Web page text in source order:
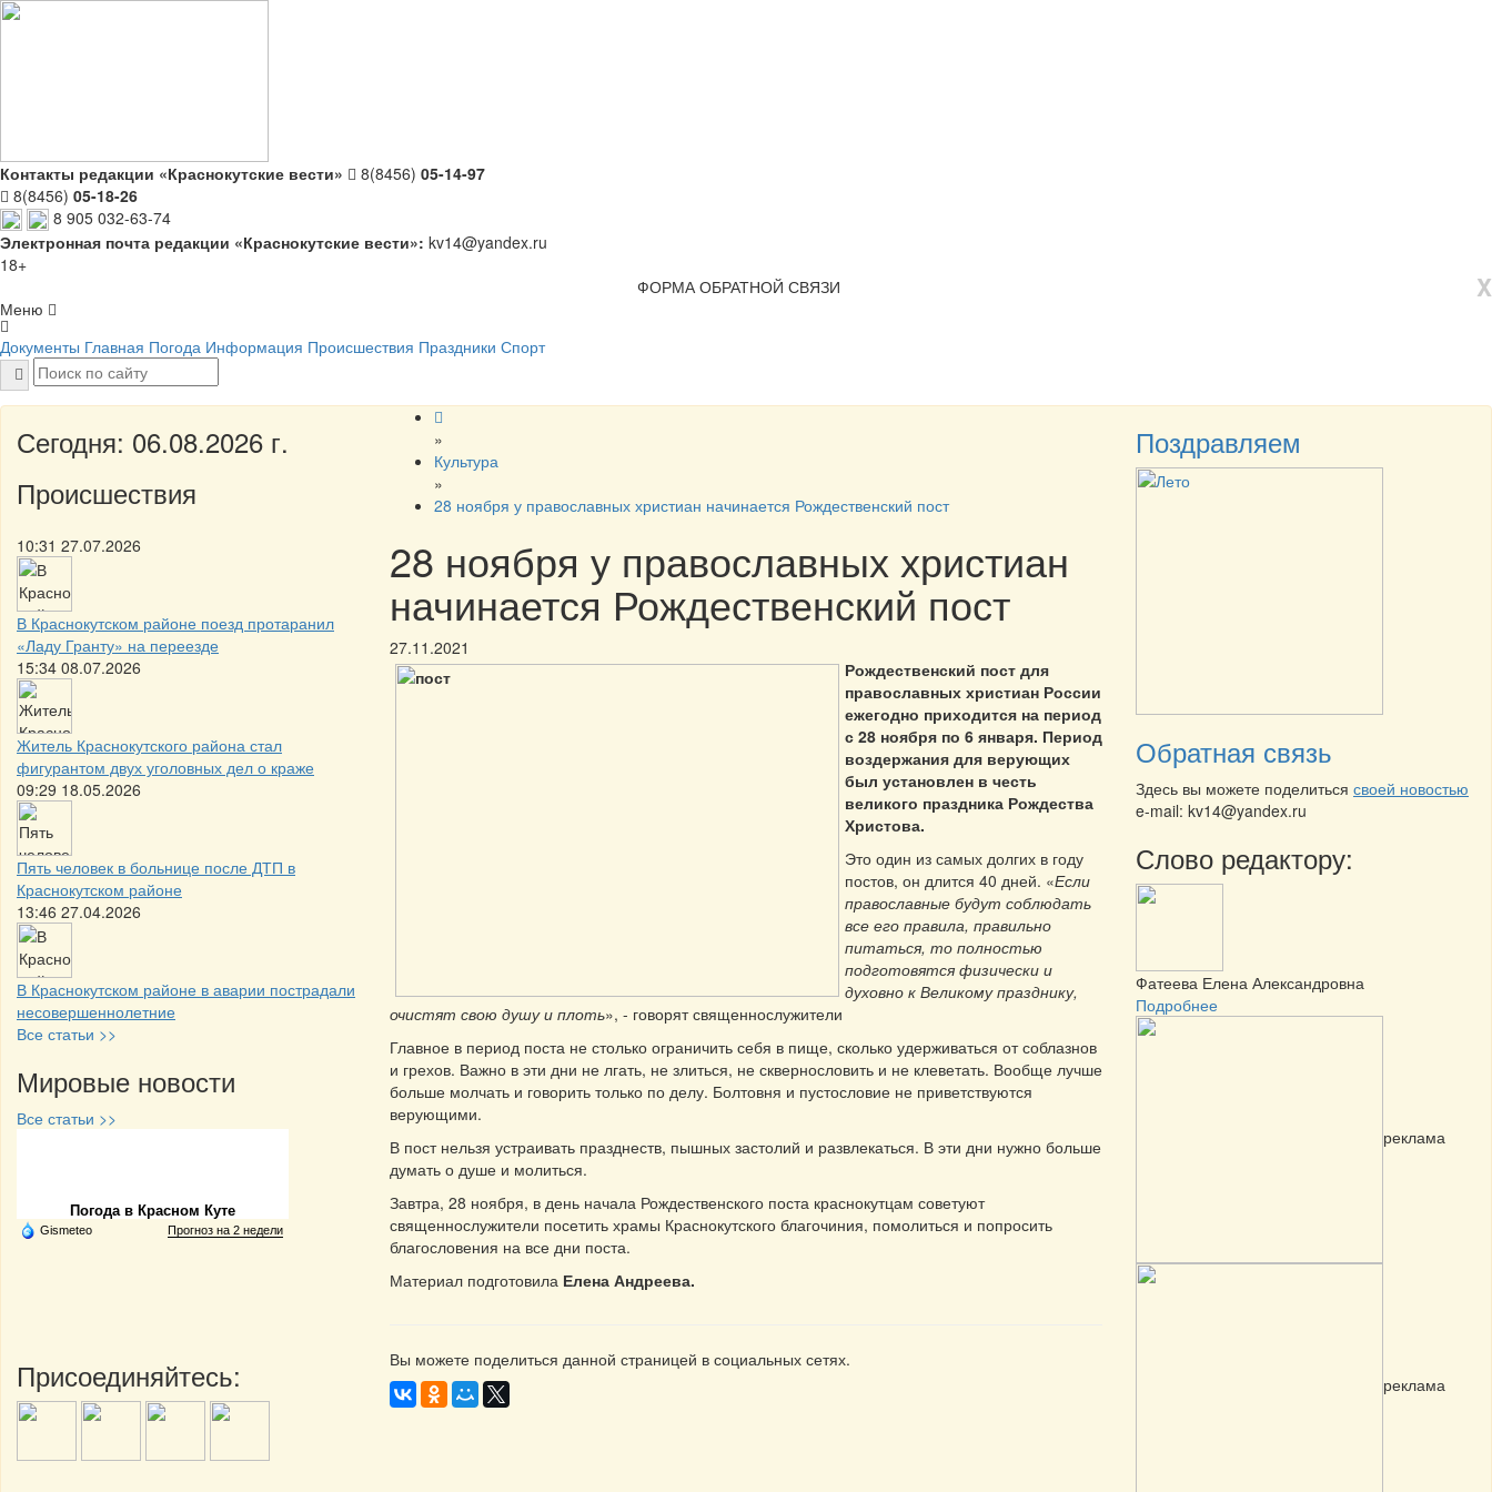
Контакты редакции «Краснокутские вести» 8(8456) 05-14-97
8(8456) 05-18-26
8 905 032-63-74
Электронная почта редакции «Краснокутские вести»: kv14@yandex.ru
18+
X
ФОРМА ОБРАТНОЙ СВЯЗИ
Меню
Документы Главная Погода Информация Происшествия Праздники Спорт
Сегодня: 06.08.2026 г.
Происшествия
10:31 27.07.2026
В Краснокутском районе поезд протаранил
«Ладу Гранту» на переезде
15:34 08.07.2026
Житель Краснокутского района стал
фигурантом двух уголовных дел о краже
09:29 18.05.2026
Пять человек в больнице после ДТП в
Краснокутском районе
13:46 27.04.2026
В Краснокутском районе в аварии пострадали
несовершеннолетние
Все статьи >>
Мировые новости
Все статьи >>
Погода в Красном Куте
Gismeteo Прогноз на 2 недели
Присоединяйтесь:
»
Культура
»
28 ноября у православных христиан начинается Рождественский пост
28 ноября у православных христиан
начинается Рождественский пост
27.11.2021
Рождественский пост для
православных христиан России
ежегодно приходится на период
с 28 ноября по 6 января. Период
воздержания для верующих
был установлен в честь
великого праздника Рождества
Христова.
Это один из самых долгих в году
постов, он длится 40 дней. «Если
православные будут соблюдать
все его правила, правильно
питаться, то полностью
подготовятся физически и
духовно к Великому празднику,
очистят свою душу и плоть», - говорят священнослужители
Главное в период поста не столько ограничить себя в пище, сколько удерживаться от соблазнов
и грехов. Важно в эти дни не лгать, не злиться, не сквернословить и не клеветать. Вообще лучше
больше молчать и говорить только по делу. Болтовня и пустословие не приветствуются
верующими.
В пост нельзя устраивать празднеств, пышных застолий и развлекаться. В эти дни нужно больше
думать о душе и молиться.
Завтра, 28 ноября, в день начала Рождественского поста краснокутцам советуют
священнослужители посетить храмы Краснокутского благочиния, помолиться и попросить
благословения на все дни поста.
Материал подготовила Елена Андреева.
Вы можете поделиться данной страницей в социальных сетях.
Поздравляем
Обратная связь
Здесь вы можете поделиться своей новостью
e-mail: kv14@yandex.ru
Слово редактору:
Фатеева Елена Александровна
Подробнее
реклама
реклама